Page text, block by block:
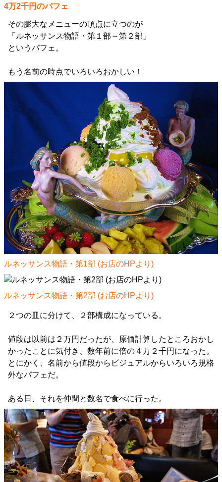
4万2千円のパフェ
その膨大なメニューの頂点に立つのが
「ルネッサンス物語・第１部～第２部」
というパフェ。
もう名前の時点でいろいろおかしい！
ルネッサンス物語・第1部 (お店のHPより)
ルネッサンス物語・第2部 (お店のHPより)
２つの皿に分けて、２部構成になっている。
値段は以前は２万円だったが、原価計算したところおかし
かったことに気付き、数年前に倍の４万２千円になった。
とにかく、名前から値段からビジュアルからいろいろ規格
外なパフェだ。
ある日、それを仲間と数名で食べに行った。